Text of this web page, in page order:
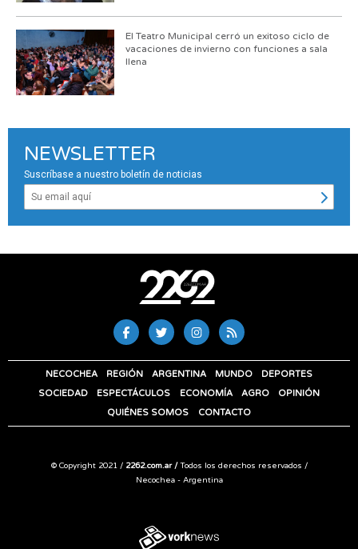
El Teatro Municipal cerró un exitoso ciclo de
vacaciones de invierno con funciones a sala
llena
NEWSLETTER
Suscríbase a nuestro boletín de noticias
NECOCHEA REGIÓN ARGENTINA MUNDO
DEPORTES
SOCIEDAD
ESPECTÁCULOS ECONOMÍA AGRO
OPINIÓN
QUIÉNES SOMOS
CONTACTO
© Copyright 2021 / 2262.com.ar /Todos los derechos reservados /
Necochea - Argentina